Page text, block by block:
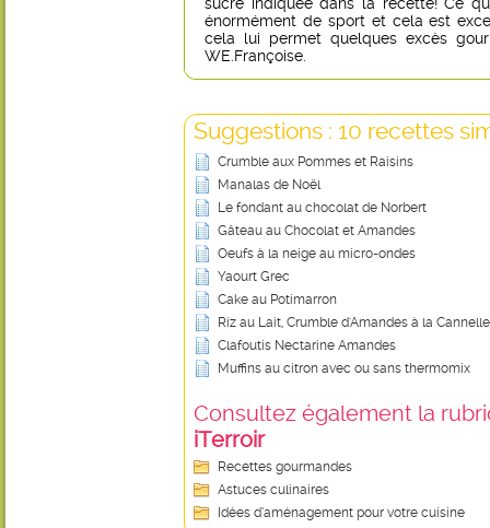
énormément de sport et cela est
cela lui permet quelques excès
WE.Françoise.
Suggestions : 10 recettes
Crumble aux Pommes et Raisins
Manalas de Noël
Le fondant au chocolat de Norbert
Gâteau au Chocolat et Amandes
Oeufs à la neige au micro-ondes
Yaourt Grec
Cake au Potimarron
Riz au Lait, Crumble d'Amandes à la Cannelle
Clafoutis Nectarine Amandes
Muffins au citron avec ou sans thermomix
Consultez également la
iTerroir
Recettes gourmandes
Astuces culinaires
Idées d’aménagement pour votre cuisine